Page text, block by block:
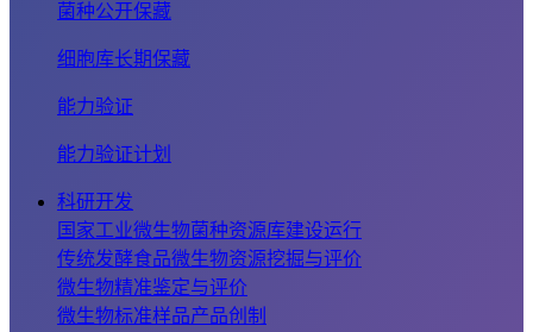
菌种公开保藏
细胞库长期保藏
能力验证
能力验证计划
科研开发
国家工业微生物菌种资源库建设运行
传统发酵食品微生物资源挖掘与评价
微生物精准鉴定与评价
微生物标准样品产品创制